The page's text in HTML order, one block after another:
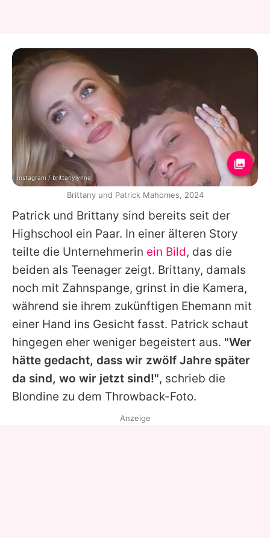
Patrick und Brittany sind bereits seit der
Highschool ein Paar. In einer älteren Story
teilte die Unternehmerin ein Bild, das die
beiden als Teenager zeigt. Brittany, damals
noch mit Zahnspange, grinst in die Kamera,
während sie ihrem zukünftigen Ehemann mit
einer Hand ins Gesicht fasst. Patrick schaut
hingegen eher weniger begeistert aus. "Wer
hätte gedacht, dass wir zwölf Jahre später
da sind, wo wir jetzt sind!", schrieb die
Blondine zu dem Throwback-Foto.
Instagram / brittanylynne
Brittany und Patrick Mahomes, 2024
Anzeige